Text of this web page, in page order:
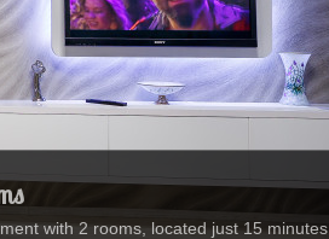
with 2 rooms, located just 15 minutes